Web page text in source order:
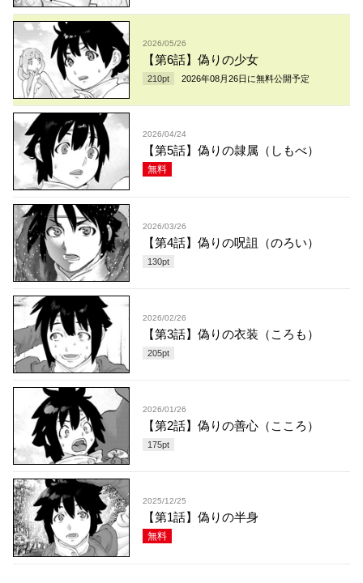
2026/05/26
【第6話】偽りの少女
210pt 2026年08月26日 に無料公開予定
2026/04/24
【第5話】偽りの隷属（しもべ）
無料
2026/03/26
【第4話】偽りの呪詛（のろい）
130pt
2026/02/26
【第3話】偽りの衣装（ころも）
205pt
2026/01/26
【第2話】偽りの善心（こころ）
175pt
2025/12/25
【第1話】偽りの半身
無料